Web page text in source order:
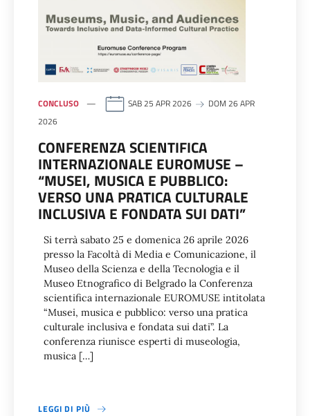
CONCLUSO SAB 25 APR 2026
DOM 26 APR
2026
CONFERENZA SCIENTIFICA
INTERNAZIONALE EUROMUSE –
“MUSEI, MUSICA E PUBBLICO:
VERSO UNA PRATICA CULTURALE
INCLUSIVA E FONDATA SUI DATI”
Si terrà sabato 25 e domenica 26 aprile 2026
presso la Facoltà di Media e Comunicazione, il
Museo della Scienza e della Tecnologia e il
Museo Etnografico di Belgrado la Conferenza
scientifica internazionale EUROMUSE intitolata
“Musei, musica e pubblico: verso una pratica
culturale inclusiva e fondata sui dati”. La
conferenza riunisce esperti di museologia,
musica […]
LEGGI DI PIÙ